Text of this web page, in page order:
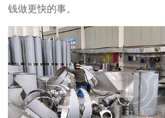
钱做更快的事。